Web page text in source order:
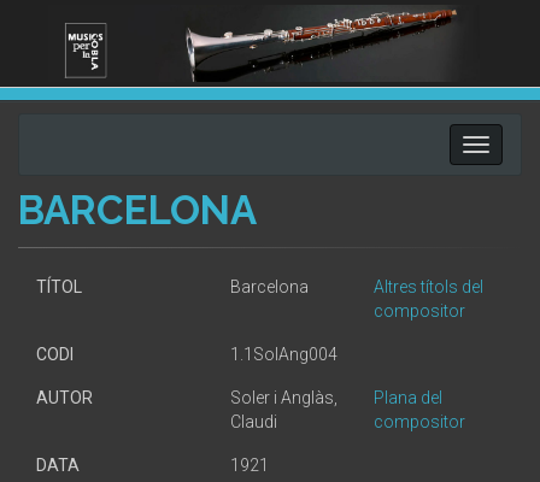
Toggle
BARCELONA
TÍTOL Barcelona
Altres títols del
compositor
CODI 1.1SolAng004
AUTOR
Soler i Anglàs,
Claudi
Plana del
compositor
DATA 1921